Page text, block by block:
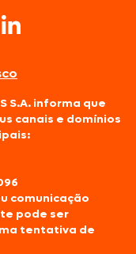
S.A. informa que
canais e domínios
comunicação
pode ser
tentativa de